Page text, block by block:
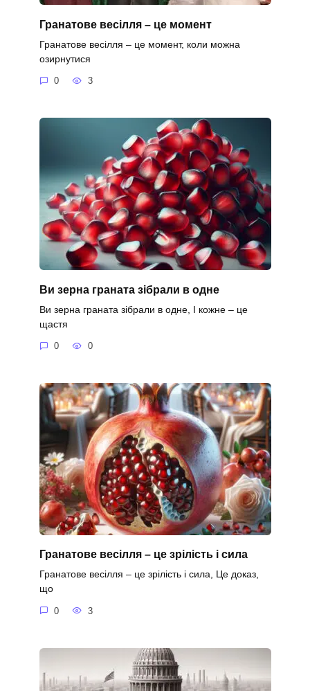
Гранатове весілля – це момент
Гранатове весілля – це момент, коли можна
озирнутися
0 3
Ви зерна граната зібрали в одне
Ви зерна граната зібрали в одне, І кожне – це
щастя
0 0
Гранатове весілля – це зрілість і сила
Гранатове весілля – це зрілість і сила, Це доказ,
що
0 3